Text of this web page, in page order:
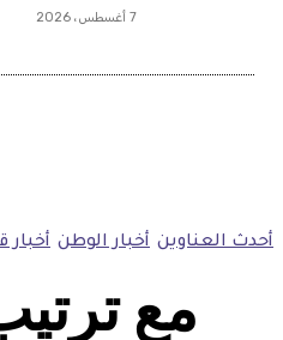
7 أغسطس، 2026